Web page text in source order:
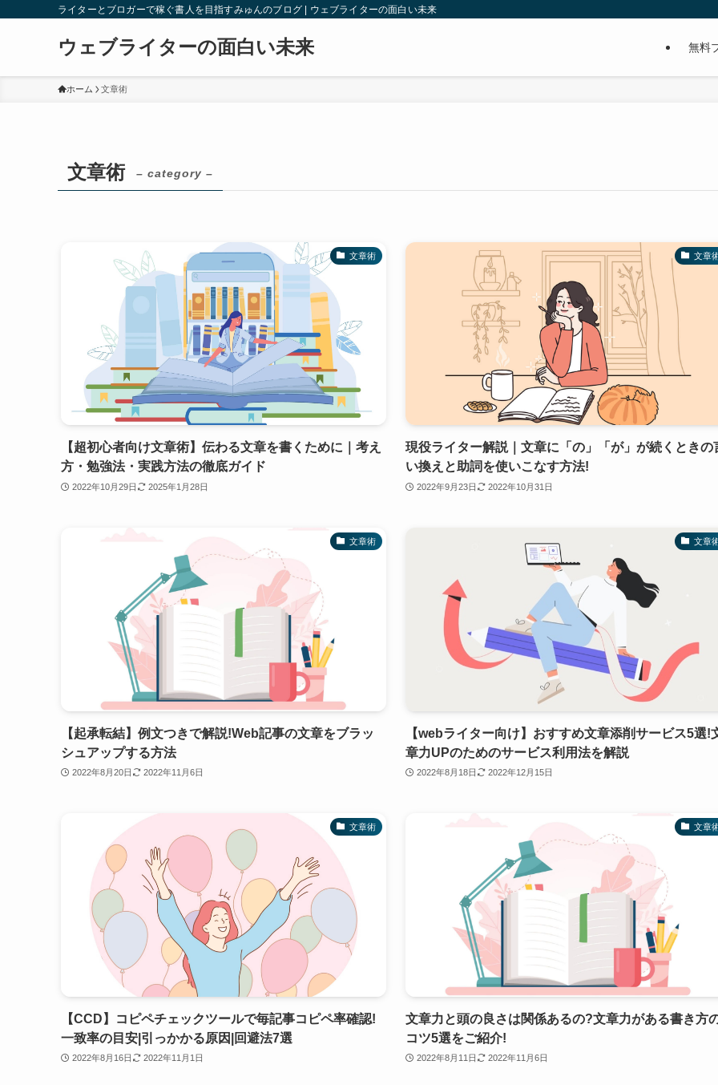
ライターとブロガーで稼ぐ書人を目指すみゅんのブログ | ウェブライターの面白い未来
ウェブライターの面白い未来 無料
ホーム 文章術
文章術 – category –
文章術
【超初心者向け文章術】伝わる文章を書くために｜考え
方・勉強法・実践方法の徹底ガイド
2022年10月29日 2025年1月28日
文章
現役ライター解説｜文章に「の」「が」が続くときの
い換えと助詞を使いこなす方法!
2022年9月23日 2022年10月31日
文章術
【起承転結】例文つきで解説!Web記事の文章をブラッ
シュアップする方法
2022年8月20日 2022年11月6日
文章
【webライター向け】おすすめ文章添削サービス5選!
章力UPのためのサービス利用法を解説
2022年8月18日 2022年12月15日
文章術
【CCD】コピペチェックツールで毎記事コピペ率確認!
一致率の目安|引っかかる原因|回避法7選
2022年8月16日 2022年11月1日
文章
文章力と頭の良さは関係あるの?文章力がある書き方
コツ5選をご紹介!
2022年8月11日 2022年11月6日